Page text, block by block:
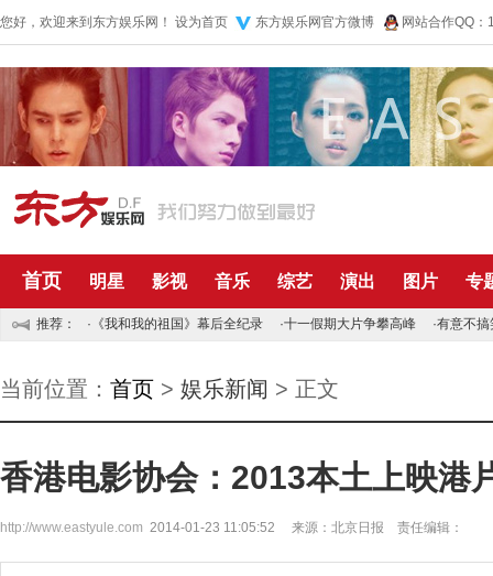
您好，欢迎来到东方娱乐网！ 设为首页 东方娱乐网官方微博 网站合作QQ
首页 明星 影视 音乐 综艺 演出 图片 专
推荐： · 《我和我的祖国》幕后全纪录 ·十一假期大片争攀高峰 ·有意不搞
当前位置： 首页 > 娱乐新闻 > 正文
香港电影协会：2013本土上映港
http://www.eastyule.com 2014-01-23 11:05:52 来源：北京日报 责任编辑：